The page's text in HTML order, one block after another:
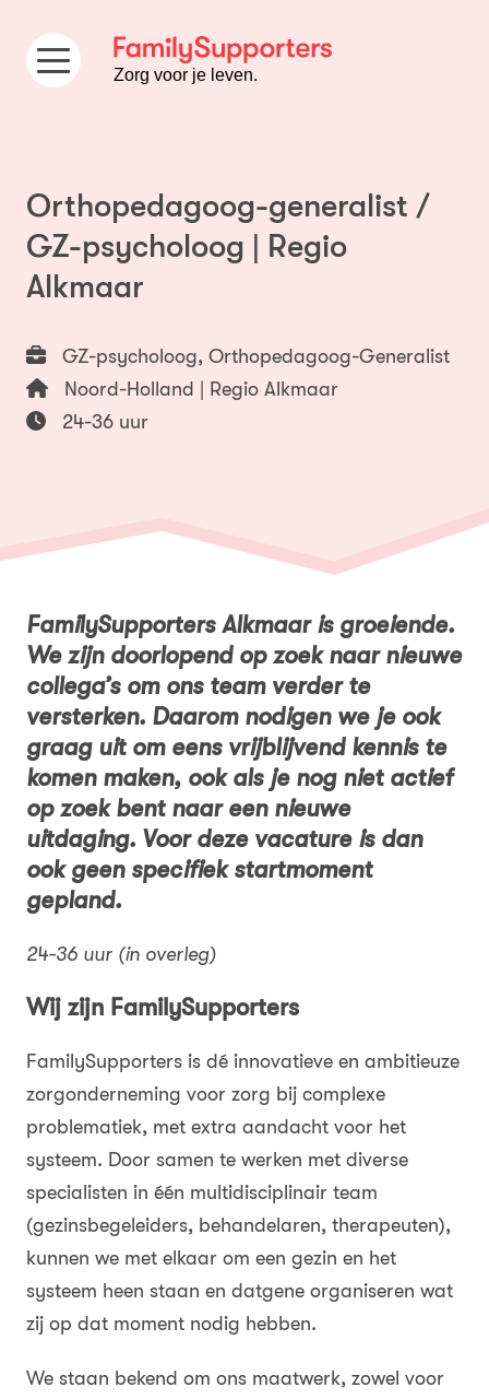
Zorg voor je leven.
Orthopedagoog-generalist /
GZ-psycholoog | Regio
Alkmaar
GZ-psycholoog, Orthopedagoog-Generalist
Noord-Holland | Regio Alkmaar
24-36 uur
FamilySupporters Alkmaar is groeiende.
We zijn doorlopend op zoek naar nieuwe
collega’s om ons team verder te
versterken. Daarom nodigen we je ook
graag uit om eens vrijblijvend kennis te
komen maken, ook als je nog niet actief
op zoek bent naar een nieuwe
uitdaging. Voor deze vacature is dan
ook geen specifiek startmoment
gepland.
24-36 uur (in overleg)
Wij zijn FamilySupporters
FamilySupporters is dé innovatieve en ambitieuze
zorgonderneming voor zorg bij complexe
problematiek, met extra aandacht voor het
systeem. Door samen te werken met diverse
specialisten in één multidisciplinair team
(gezinsbegeleiders, behandelaren, therapeuten),
kunnen we met elkaar om een gezin en het
systeem heen staan en datgene organiseren wat
zij op dat moment nodig hebben.
We staan bekend om ons maatwerk, zowel voor